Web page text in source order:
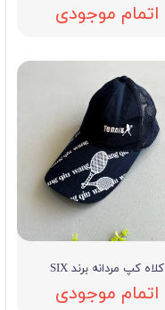
اتمام موجودی
کلاه کپ مردانه برند SIX
اتمام موجودی